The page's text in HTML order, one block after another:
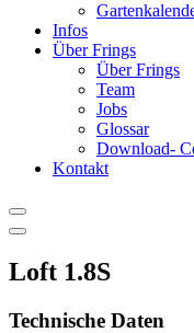
Infos
Über Frings
Über Frings
Team
Jobs
Glossar
Download-
Kontakt
Loft 1.8S
Technische Daten